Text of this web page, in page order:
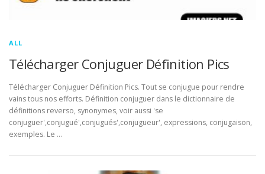
ALL
Télécharger Conjuguer Définition Pics
Télécharger Conjuguer Définition Pics. Tout se conjugue pour rendre
vains tous nos efforts. Définition conjuguer dans le dictionnaire de
définitions reverso, synonymes, voir aussi 'se
conjuguer',conjugué',conjugués',conjugueur', expressions, conjugaison,
exemples. Le …